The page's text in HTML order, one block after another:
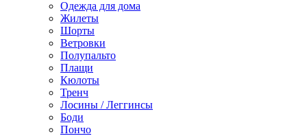
Одежда для дома
Жилеты
Шорты
Ветровки
Полупальто
Плащи
Кюлоты
Тренч
Лосины / Леггинсы
Боди
Пончо